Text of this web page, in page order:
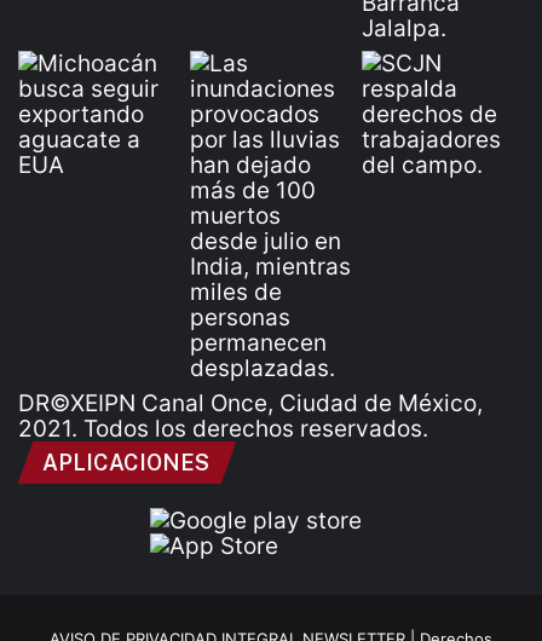
DR©XEIPN Canal Once, Ciudad de México,
2021. Todos los derechos reservados.
APLICACIONES